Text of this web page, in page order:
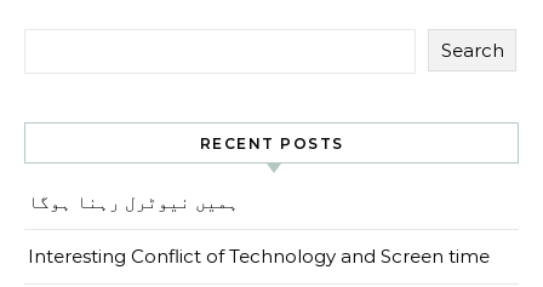
Search
RECENT POSTS
ہمیں نیوٹرل رہنا ہوگا
Interesting Conflict of Technology and Screen time